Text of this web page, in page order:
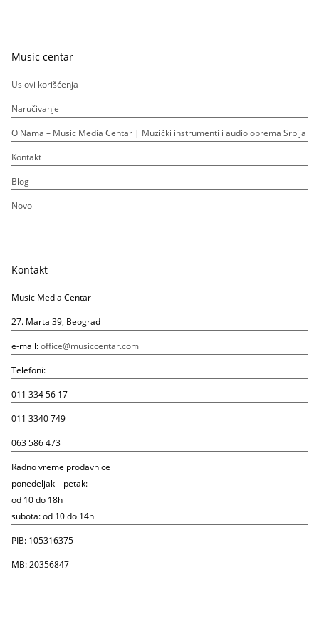
Music centar
Uslovi korišćenja
Naručivanje
O Nama – Music Media Centar | Muzički instrumenti i audio oprema Srbija
Kontakt
Blog
Novo
Kontakt
Music Media Centar
27. Marta 39, Beograd
e-mail:office@musiccentar.com
Telefoni:
011 334 56 17
011 3340 749
063 586 473
Radno vreme prodavnice
ponedeljak – petak:
od 10 do 18h
subota: od 10 do 14h
PIB: 105316375
MB: 20356847